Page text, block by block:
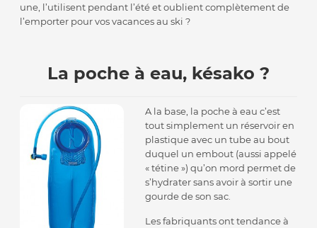
une, l’utilisent pendant l’été et oublient complètement de
l’emporter pour vos vacances au ski ?
La poche à eau, késako ?
A la base, la poche à eau c’est
tout simplement un réservoir en
plastique avec un tube au bout
duquel un embout (aussi appelé
« tétine ») qu’on mord permet de
s’hydrater sans avoir à sortir une
gourde de son sac.
Les fabriquants ont tendance à